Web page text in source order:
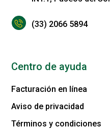
(33) 2066 5894
Centro de ayuda
Facturación en línea
Aviso de privacidad
Términos y condiciones